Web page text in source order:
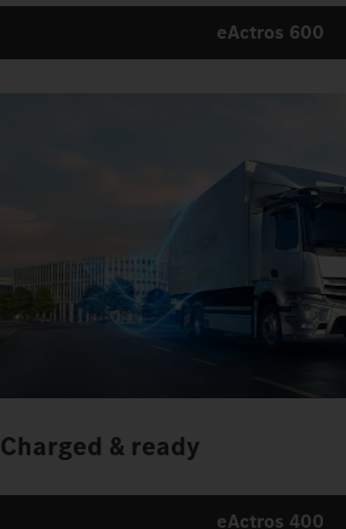
eActros 600
Charged & ready
eActros 400